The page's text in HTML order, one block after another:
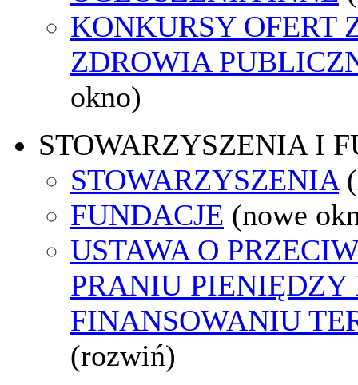
KONKURSY OFERT
ZDROWIA
okno)
STOWARZYSZENIA I
STOWARZYSZENIA
FUNDACJE (nowe
USTAWA O
PRANIU PIENIĘDZY
FINANSOWANIU
(rozwiń)